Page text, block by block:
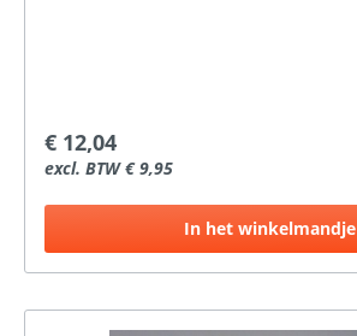
€ 12,04
excl. BTW € 9,95
In het winkelmandje